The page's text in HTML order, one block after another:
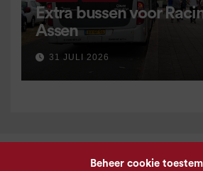
Beheer cookie
Extra bussen voor
Assen
31 JULI 2026